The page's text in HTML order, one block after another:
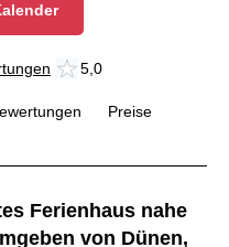
5,0
Preise
Ferienhaus nahe
von Dünen,